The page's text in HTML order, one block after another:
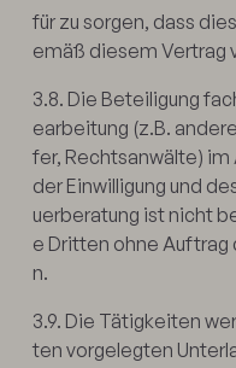
für zu sorgen, dass
emäß diesem Vertrag
3.8. Die Beteiligung
earbeitung (z.B.
fer, Rechtsanwälte)
der Einwilligung und
uerberatung ist nicht
e Dritten ohne
n.
3.9. Die Tätigkeiten
ten vorgelegten